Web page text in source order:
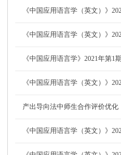
《中国应用语言学（英文）》
《中国应用语言学》2021年第1
《中国应用语言学（英文）》
产出导向法中师生合作评价优化